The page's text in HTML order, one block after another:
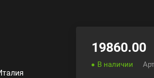
19860.00
В наличии